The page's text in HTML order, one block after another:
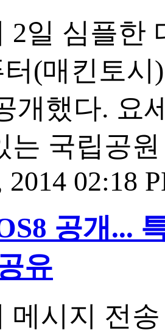
2일 심플한
(매킨토시
개했다. 요
는 국립공
2014 02:18
공개...
유
메시지 전